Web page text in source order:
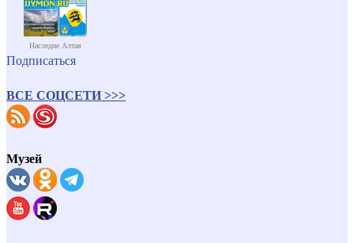
Наследие Алтая
Подписаться
ВСЕ СОЦСЕТИ >>>
Музей